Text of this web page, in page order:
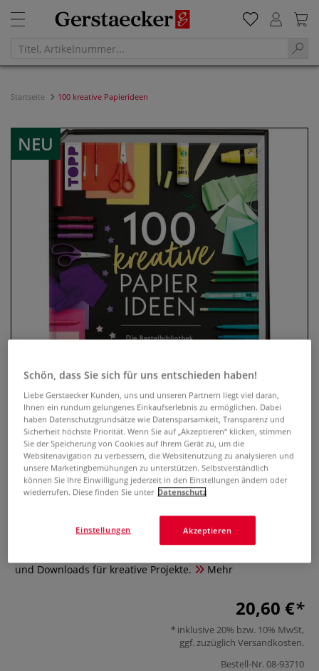
Startseite 100 kreative Papierideen
NEU
100 kreative Papierideen
Vielfältige Bastelideen aus Papier für jede Jahreszeit und
und Downloads für kreative Projekte.
Mehr
20,60 €
inklusive 20% bzw. 10% MwSt,
ggf. zuzüglich Versandkosten.
Bestell-Nr.08-93710
Schön, dass Sie sich für uns entschieden haben!
Liebe Gerstaecker Kunden, uns und unseren Partnern liegt viel daran,
Ihnen ein rundum gelungenes Einkaufserlebnis zu ermöglichen. Dabei
haben Datenschutzgrundsätze wie Datensparsamkeit, Transparenz und
Sicherheit höchste Priorität. Wenn Sie auf „Akzeptieren“ klicken, stimmen
Sie der Speicherung von Cookies auf Ihrem Gerät zu, um die
Websitenavigation zu verbessern, die Websitenutzung zu analysieren und
unsere Marketingbemühungen zu unterstützen. Selbstverständlich
können Sie Ihre Einwilligung jederzeit in den Einstellungen ändern oder
wiederrufen. Diese finden Sie unter Datenschutz
Akzeptieren
Einstellungen